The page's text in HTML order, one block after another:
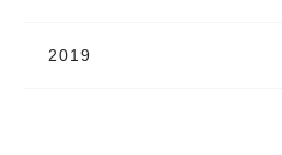
2019